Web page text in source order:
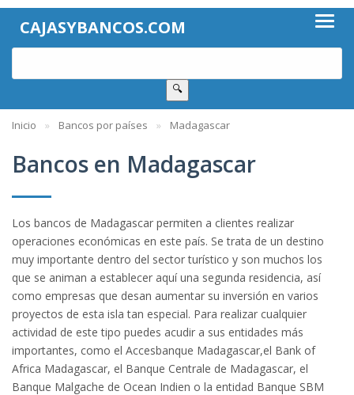
CAJASYBANCOS.COM
🔍
Inicio Bancos por países Madagascar
Bancos en Madagascar
Los bancos de Madagascar permiten a clientes realizar
operaciones económicas en este país. Se trata de un destino
muy importante dentro del sector turístico y son muchos los
que se animan a establecer aquí una segunda residencia, así
como empresas que desan aumentar su inversión en varios
proyectos de esta isla tan especial. Para realizar cualquier
actividad de este tipo puedes acudir a sus entidades más
importantes, como el Accesbanque Madagascar,el Bank of
Africa Madagascar, el Banque Centrale de Madagascar, el
Banque Malgache de Ocean Indien o la entidad Banque SBM